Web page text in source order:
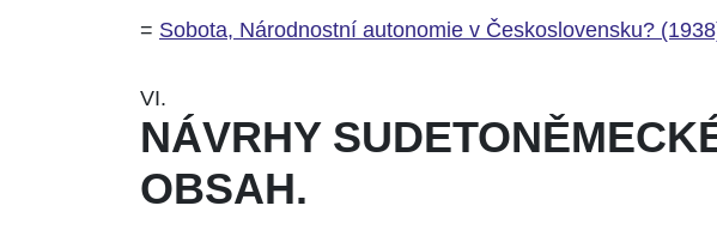
= Sobota, Národnostní autonomie v Československu?
VI.
NÁVRHY
OBSAH.